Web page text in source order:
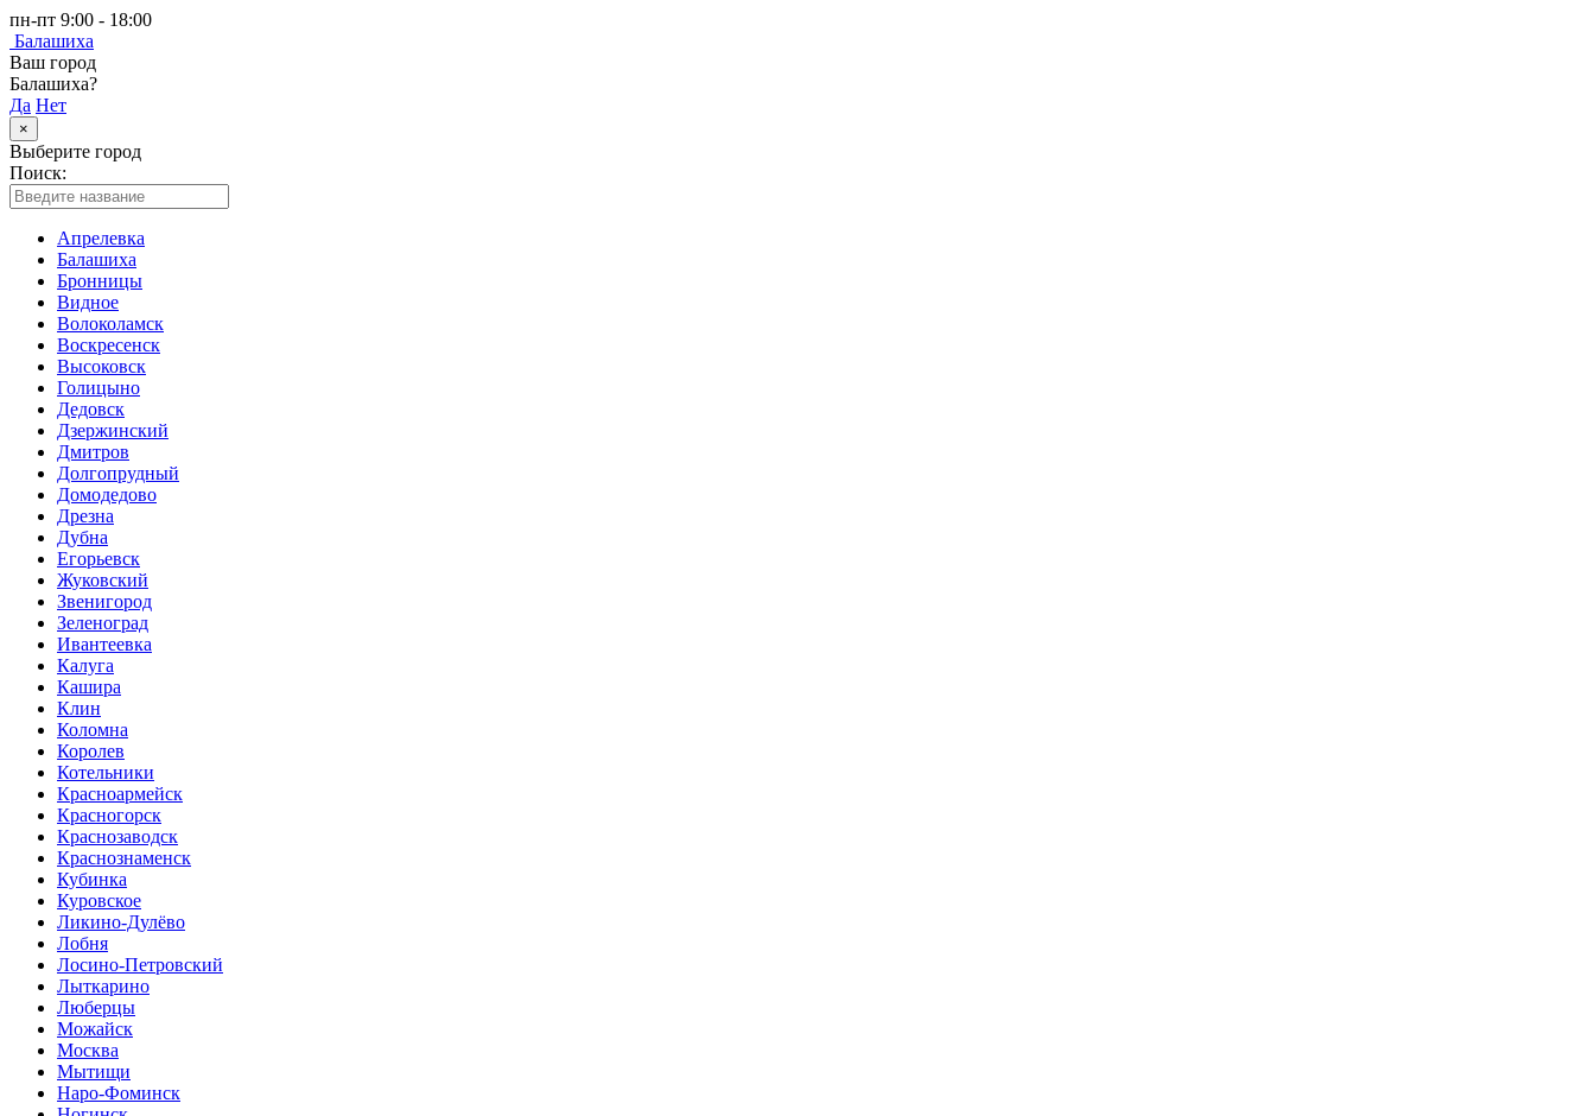
пн-пт 9:00 - 18:00
Балашиха
Ваш город
Балашиха?
Да Нет
×
Выберите город
Поиск:
Апрелевка
Балашиха
Бронницы
Видное
Волоколамск
Воскресенск
Высоковск
Голицыно
Дедовск
Дзержинский
Дмитров
Долгопрудный
Домодедово
Дрезна
Дубна
Егорьевск
Жуковский
Звенигород
Зеленоград
Ивантеевка
Калуга
Кашира
Клин
Коломна
Королев
Котельники
Красноармейск
Красногорск
Краснозаводск
Краснознаменск
Кубинка
Куровское
Ликино-Дулёво
Лобня
Лосино-Петровский
Лыткарино
Люберцы
Можайск
Москва
Мытищи
Наро-Фоминск